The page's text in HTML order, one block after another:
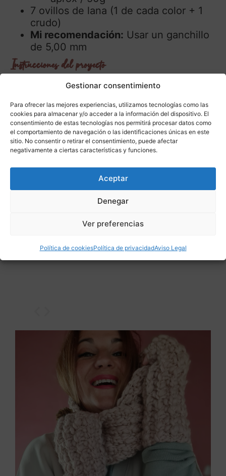
Gestionar consentimiento
Para ofrecer las mejores experiencias, utilizamos tecnologías como las
cookies para almacenar y/o acceder a la información del dispositivo. El
consentimiento de estas tecnologías nos permitirá procesar datos como
el comportamiento de navegación o las identificaciones únicas en este
sitio. No consentir o retirar el consentimiento, puede afectar
negativamente a ciertas características y funciones.
Aceptar
Denegar
Ver preferencias
Política de cookiesPolítica de privacidadAviso Legal
7 ovillos de lana (1 de cada color + 1
crudo)
Mi recomendación: Usar un ganchillo
de 5,00 mm
Instrucciones del proyecto
Gráficos,imágenes y explicaciones
paso a paso.
Técnica: Ganchillo
Talla:Única (U) Dos proyectos
Nivel:Fácil. Necesitarás saber leer
gráficos de ganchillo. Además, el paso
a paso incluye imágenes y
explicaciones detalladas, ideales si
estás empezando.
punto piña, punto bajo, punto medio alto y